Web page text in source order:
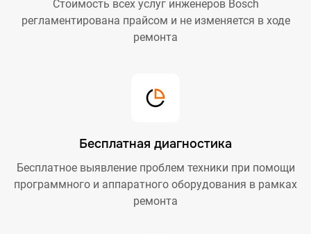
Стоимость всех услуг инженеров Bosch
регламентирована прайсом и не изменяется в ходе
ремонта
Бесплатная диагностика
Бесплатное выявление проблем техники при помощи
программного и аппаратного оборудования в рамках
ремонта